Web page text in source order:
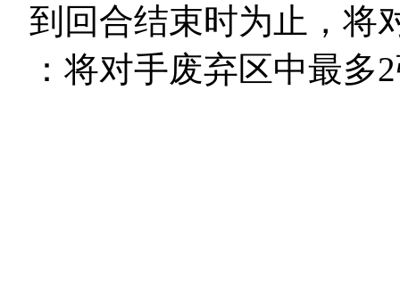
到回合结束时为止，将
：将对手废弃区中最